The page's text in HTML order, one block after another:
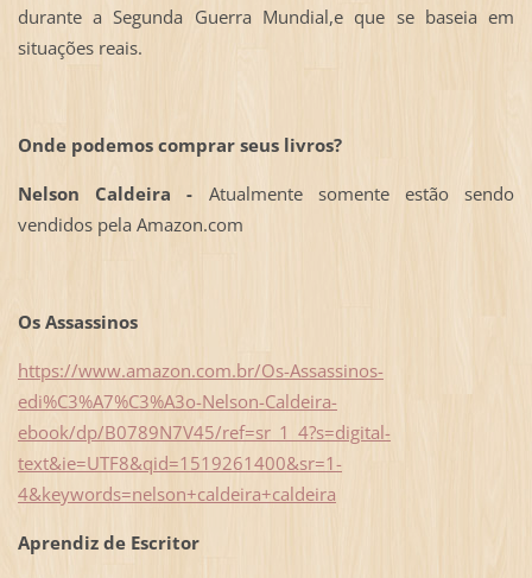
durante a Segunda Guerra Mundial,e que se baseia em
situações reais.
Onde podemos comprar seus livros?
Nelson Caldeira - Atualmente somente estão sendo
vendidos pela Amazon.com
Os Assassinos
https://www.amazon.com.br/Os-Assassinos-
edi%C3%A7%C3%A3o-Nelson-Caldeira-
ebook/dp/B0789N7V45/ref=sr_1_4?s=digital-
text&ie=UTF8&qid=1519261400&sr=1-
4&keywords=nelson+caldeira+caldeira
Aprendiz de Escritor